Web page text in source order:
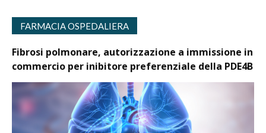
FARMACIA OSPEDALIERA
Fibrosi polmonare, autorizzazione a immissione in
commercio per inibitore preferenziale della PDE4B